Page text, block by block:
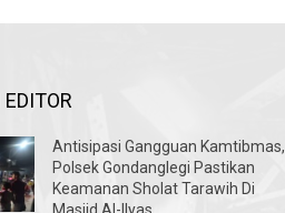
Antisipasi Gangguan Kamtibmas,
Polsek Gondanglegi Pastikan
Keamanan Sholat Tarawih Di